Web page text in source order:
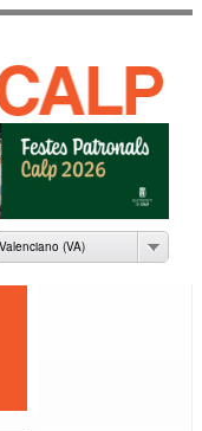
I
Valenciano (VA)